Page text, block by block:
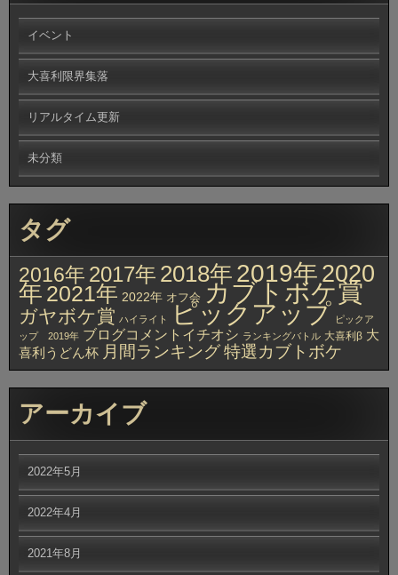
イベント
大喜利限界集落
リアルタイム更新
未分類
タグ
2016年 2017年 2018年 2019年2020
年 2021年 2022年 オフ会 カブトボケ賞
ガヤボケ賞 ハイライト ピックアップ ピックア
ップ 2019年 ブログコメントイチオシ ランキングバトル 大喜利β 大
喜利うどん杯 月間ランキング特選カブトボケ
アーカイブ
2022年5月
2022年4月
2021年8月